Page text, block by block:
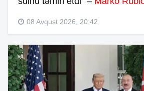
08 Avqust 2026, 20:42